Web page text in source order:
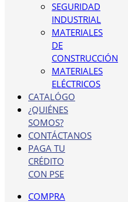
SEGURIDAD
INDUSTRIAL
MATERIALES
DE
CONSTRUCCIÓN
MATERIALES
ELÉCTRICOS
CATALÓGO
¿QUIÉNES
SOMOS?
CONTÁCTANOS
PAGA TU
CRÉDITO
CON PSE
COMPRA